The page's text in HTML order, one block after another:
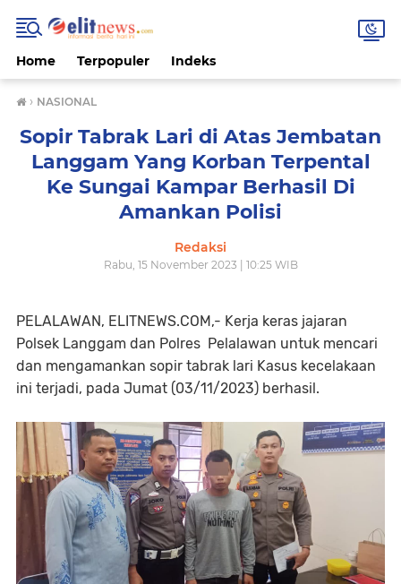
Home Terpopuler Indeks
› NASIONAL
Sopir Tabrak Lari di Atas Jembatan
Langgam Yang Korban Terpental
Ke Sungai Kampar Berhasil Di
Amankan Polisi
Redaksi
Rabu, 15 November 2023 | 10:25 WIB
PELALAWAN, ELITNEWS.COM,- Kerja keras jajaran
Polsek Langgam dan Polres Pelalawan untuk mencari
dan mengamankan sopir tabrak lari Kasus kecelakaan
ini terjadi, pada Jumat (03/11/2023) berhasil.